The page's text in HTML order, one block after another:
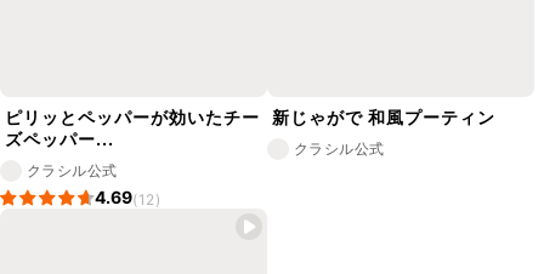
ピリッとペッパーが効いたチー
ズペッパー...
クラシル公式
4.69(12)
新じゃがで 和風プーティン
クラシル公式